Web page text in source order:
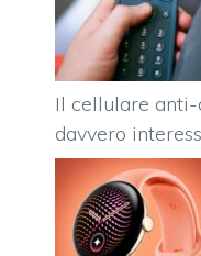
Il cellulare
davvero